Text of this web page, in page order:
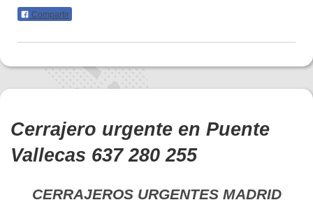
Compartir
Cerrajero urgente en Puente
Vallecas 637 280 255
CERRAJEROS URGENTES MADRID